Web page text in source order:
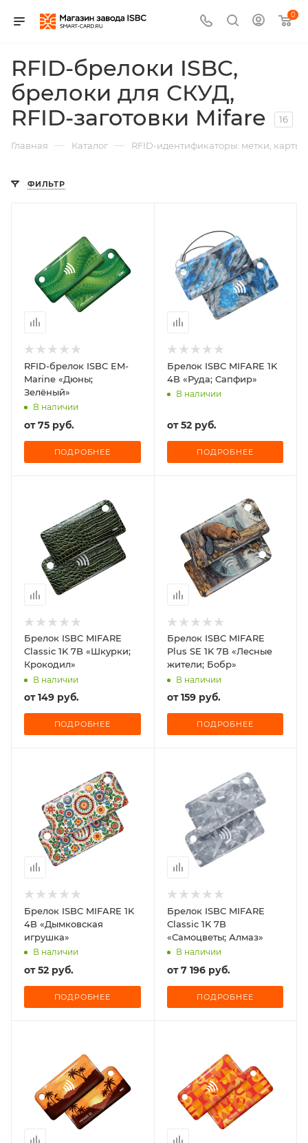
0
RFID-брелоки ISBC,
брелоки для СКУД,
RFID-заготовки Mifare
16
Главная — Каталог — RFID-идентификаторы: метки,
ФИЛЬТР
RFID-брелок ISBC EM-
Marine «Дюны;
Зелёный»
В наличии
от75 руб.
ПОДРОБНЕЕ
Брелок ISBC MIFARE 1K
4B «Руда; Сапфир»
В наличии
от52 руб.
ПОДРОБНЕЕ
Брелок ISBC MIFARE
Classic 1K 7B «Шкурки;
Крокодил»
В наличии
от149 руб.
ПОДРОБНЕЕ
Брелок ISBC MIFARE
Plus SE 1K 7B «Лесные
жители; Бобр»
В наличии
от159 руб.
ПОДРОБНЕЕ
Брелок ISBC MIFARE 1K
4B «Дымковская
игрушка»
В наличии
от52 руб.
ПОДРОБНЕЕ
Брелок ISBC MIFARE
Classic 1K 7B
«Самоцветы; Алмаз»
В наличии
от7 196 руб.
ПОДРОБНЕЕ